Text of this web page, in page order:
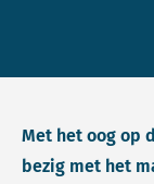
Met het oog op
bezig met het